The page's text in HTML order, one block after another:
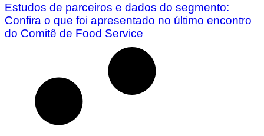
Estudos de parceiros e dados do segmento:
Confira o que foi apresentado no último encontro
do Comitê de Food Service